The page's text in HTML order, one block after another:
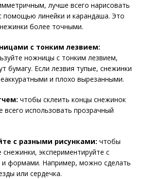
лучше всего нарисовать
помощью линейки и карандаша. Это
более точными.
с тонким лезвием:
ножницы с тонким лезвием,
бумагу. Если лезвия тупые, снежинки
и плохо вырезанными.
чтобы склеить концы снежинок
использовать прозрачный
с разными рисунками: чтобы
экспериментируйте с
и формами. Например, можно сделать
или сердечка.